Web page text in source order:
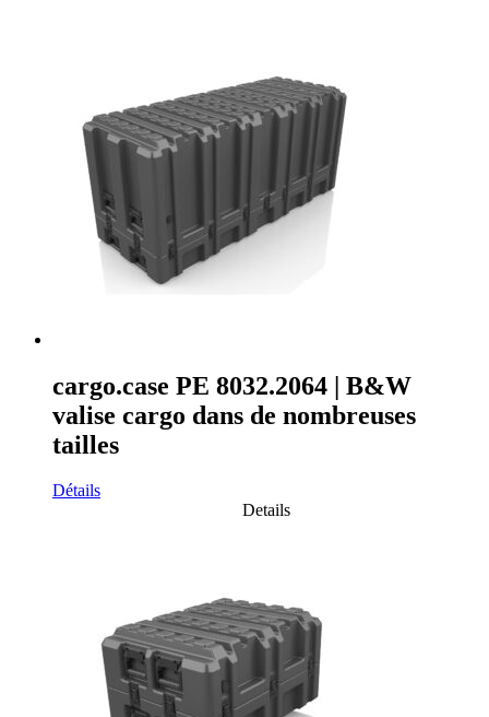
cargo.case PE 8032.2064 | B&W
valise cargo dans de nombreuses
tailles
Détails
Details